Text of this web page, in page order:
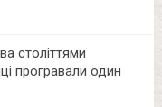
століттями
програвали один